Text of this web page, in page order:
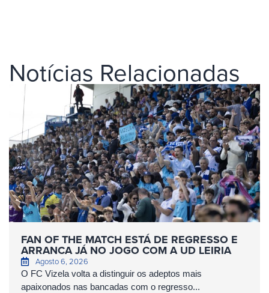
Notícias Relacionadas
FAN OF THE MATCH ESTÁ DE REGRESSO E
ARRANCA JÁ NO JOGO COM A UD LEIRIA
Agosto 6, 2026
O FC Vizela volta a distinguir os adeptos mais
apaixonados nas bancadas com o regresso...